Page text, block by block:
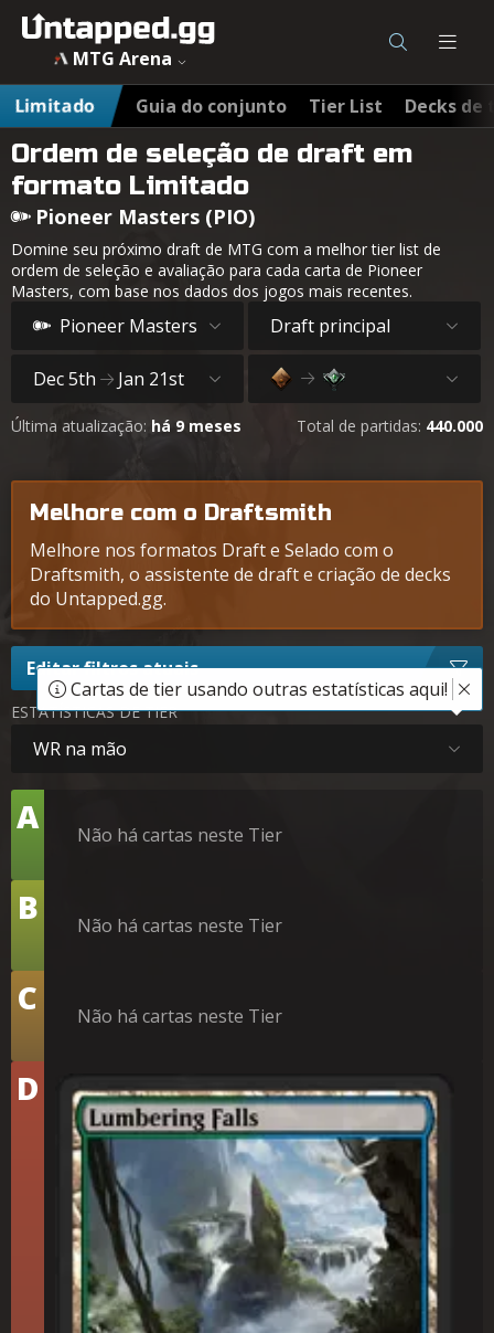
MTG Arena
Limitado
Guia do conjunto Tier List Decks
Ordem de seleção de draft em
formato Limitado
Pioneer Masters (PIO)
Domine seu próximo draft de MTG com a melhor tier list de
ordem de seleção e avaliação para cada carta de Pioneer
Masters, com base nos dados dos jogos mais recentes.
Pioneer Masters Draft principal
Dec 5th Jan 21st
Última atualização: há 9 meses Total de partidas: 440.000
Melhore com o Draftsmith
Melhore nos formatos Draft e Selado com o
Draftsmith, o assistente de draft e criação de decks
do Untapped.gg.
Editar filtros atuais
ESTATÍSTICAS DE TIER
WR na mão
Cartas de tier usando outras estatísticas aqui!
Tier
A Não há cartas neste Tier
Tier
B Não há cartas neste Tier
Tier
C Não há cartas neste Tier
Tier
D Quedas Estrondosas